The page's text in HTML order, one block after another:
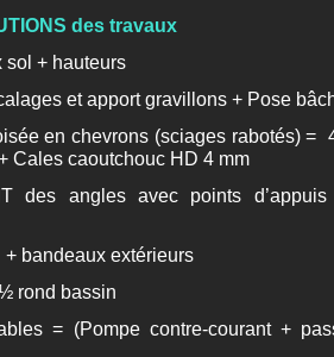
des travaux
sol + hauteurs
et apport gravillons + Pose
en chevrons (sciages rabotés)
Cales caoutchouc HD 4 mm
des angles avec points
bandeaux extérieurs
rond bassin
= (Pompe contre-courant +